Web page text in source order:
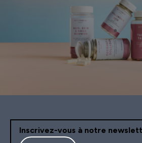
Inscrivez-vous à notre